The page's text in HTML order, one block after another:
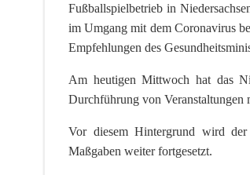
Fußballspielbetrieb in
im Umgang mit dem Coronavirus
Empfehlungen des
Am heutigen Mittwoch hat das
Durchführung von Veranstaltungen
Vor diesem Hintergrund wird der
Maßgaben weiter fortgesetzt.